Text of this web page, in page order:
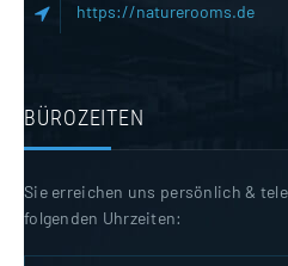
https://naturerooms.de
BÜROZEITEN
Sie erreichen uns persönlich &
folgenden Uhrzeiten: